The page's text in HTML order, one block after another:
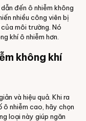
đến ô nhiễm không
nhiều công viên bị
môi trường. Nó
khí ô nhiễm hơn.
không khí
và hiệu quả. Khi ra
nhiễm cao, hãy chọn
loại này giúp ngăn